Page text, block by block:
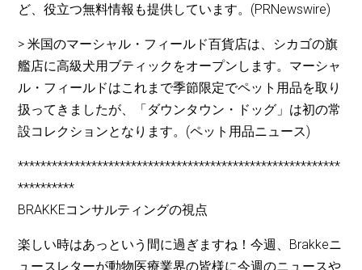
ど、役立つ無料情報も提供しています。(PRNewswire)
> 米国のマーシャル・フィールド百貨店は、シカゴの旗
艦店に高級犬用ブティックをオープンします。マーシャ
ル・フィールドはこれまで季節限定でペット用品を取り
扱ってきましたが、「ダウンタウン・ドッグ」は初の常
設コレクションとなります。(ペット用品ニュース)
*********************************************************
**********
BRAKKEコンサルティングの視点
楽しい時はあっという間に過ぎますね！今週、Brakkeニ
ュースレターが動物医療業界の皆様に今週のニュースや